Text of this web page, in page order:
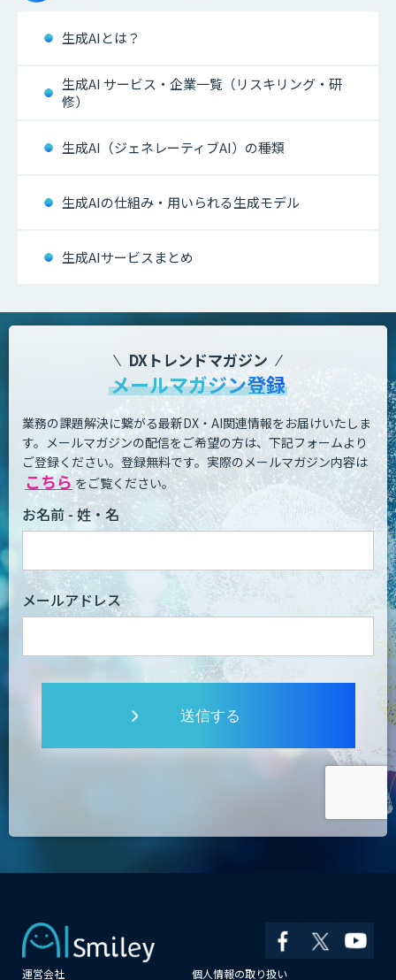
生成AIとは？
生成AI サービス・企業一覧（リスキリング・研
修）
生成AI（ジェネレーティブAI）の種類
生成AIの仕組み・用いられる生成モデル
生成AIサービスまとめ
DXトレンドマガジン
メールマガジン登録
業務の課題解決に繋がる最新DX・AI関連情報をお届けいたしま
す。 メールマガジンの配信をご希望の方は、下記フォームより
ご登録ください。登録無料です。 実際のメールマガジン内容は
こちら をご覧ください。
お名前 - 姓・名
メールアドレス
送信する
運営会社 個人情報の取り扱い